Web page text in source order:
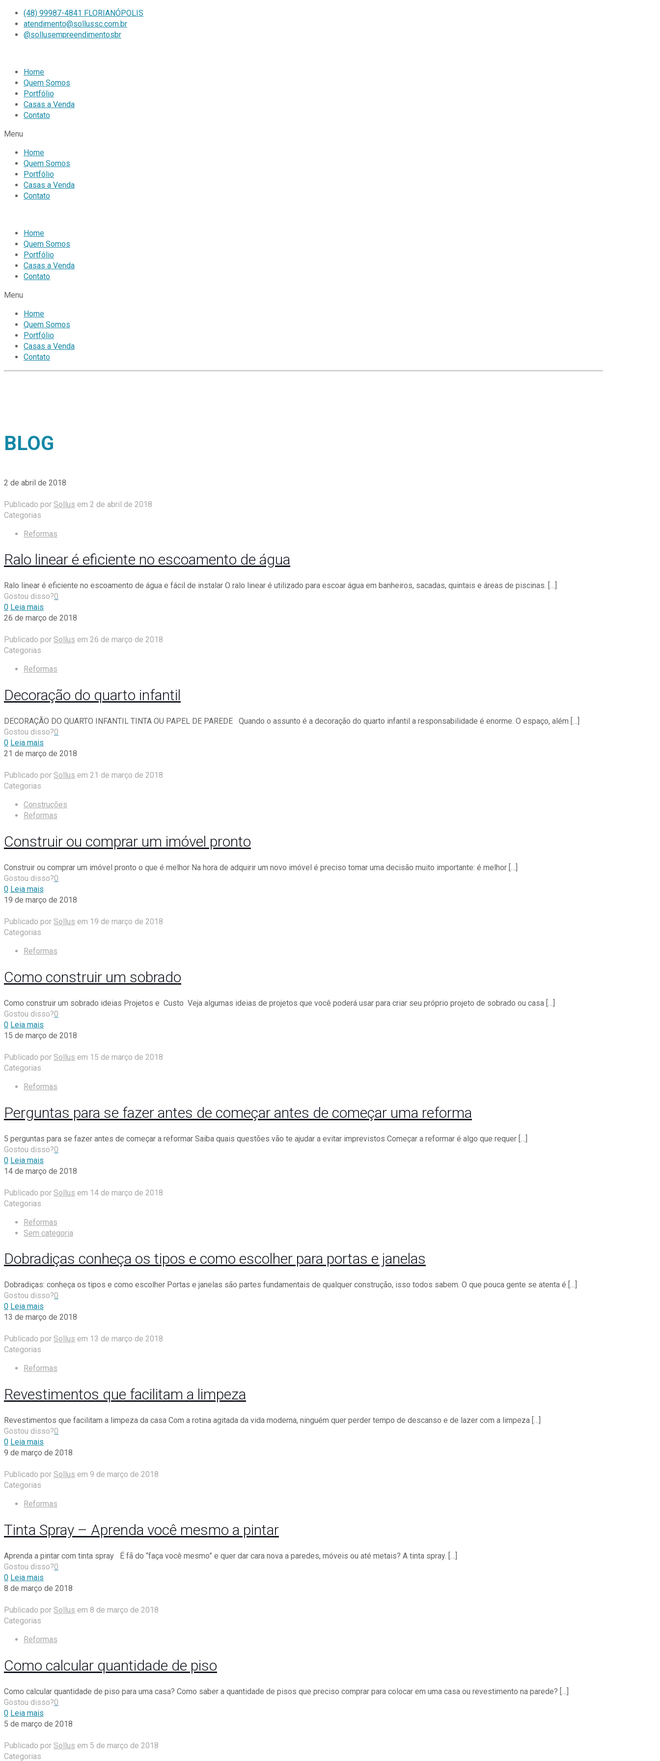
(48) 99987-4841 FLORIANÓPOLIS
atendimento@sollussc.com.br
@sollusempreendimentosbr
Home
Quem Somos
Portfólio
Casas a Venda
Contato
Menu
Home
Quem Somos
Portfólio
Casas a Venda
Contato
Home
Quem Somos
Portfólio
Casas a Venda
Contato
Menu
Home
Quem Somos
Portfólio
Casas a Venda
Contato
BLOG
2 de abril de 2018
Publicado por Sollus em 2 de abril de 2018
Categorias
Reformas
Ralo linear é eficiente no escoamento de água
Ralo linear é eficiente no escoamento de água e fácil de instalar O ralo linear é utilizado para escoar água em banheiros, sacadas, quintais e áreas de piscinas. […]
Gostou disso?0
0 Leia mais
26 de março de 2018
Publicado por Sollus em 26 de março de 2018
Categorias
Reformas
Decoração do quarto infantil
DECORAÇÃO DO QUARTO INFANTIL TINTA OU PAPEL DE PAREDE Quando o assunto é a decoração do quarto infantil a responsabilidade é enorme. O espaço, além […]
Gostou disso?0
0 Leia mais
21 de março de 2018
Publicado por Sollus em 21 de março de 2018
Categorias
Construções
Reformas
Construir ou comprar um imóvel pronto
Construir ou comprar um imóvel pronto o que é melhor Na hora de adquirir um novo imóvel é preciso tomar uma decisão muito importante: é melhor […]
Gostou disso?0
0 Leia mais
19 de março de 2018
Publicado por Sollus em 19 de março de 2018
Categorias
Reformas
Como construir um sobrado
Como construir um sobrado ideias Projetos e Custo Veja algumas ideias de projetos que você poderá usar para criar seu próprio projeto de sobrado ou casa […]
Gostou disso?0
0 Leia mais
15 de março de 2018
Publicado por Sollus em 15 de março de 2018
Categorias
Reformas
Perguntas para se fazer antes de começar antes de começar uma reforma
5 perguntas para se fazer antes de começar a reformar Saiba quais questões vão te ajudar a evitar imprevistos Começar a reformar é algo que requer […]
Gostou disso?0
0 Leia mais
14 de março de 2018
Publicado por Sollus em 14 de março de 2018
Categorias
Reformas
Sem categoria
Dobradiças conheça os tipos e como escolher para portas e janelas
Dobradiças: conheça os tipos e como escolher Portas e janelas são partes fundamentais de qualquer construção, isso todos sabem. O que pouca gente se atenta é […]
Gostou disso?0
0 Leia mais
13 de março de 2018
Publicado por Sollus em 13 de março de 2018
Categorias
Reformas
Revestimentos que facilitam a limpeza
Revestimentos que facilitam a limpeza da casa Com a rotina agitada da vida moderna, ninguém quer perder tempo de descanso e de lazer com a limpeza […]
Gostou disso?0
0 Leia mais
9 de março de 2018
Publicado por Sollus em 9 de março de 2018
Categorias
Reformas
Tinta Spray – Aprenda você mesmo a pintar
Aprenda a pintar com tinta spray É fã do “faça você mesmo” e quer dar cara nova a paredes, móveis ou até metais? A tinta spray. […]
Gostou disso?0
0 Leia mais
8 de março de 2018
Publicado por Sollus em 8 de março de 2018
Categorias
Reformas
Como calcular quantidade de piso
Como calcular quantidade de piso para uma casa? Como saber a quantidade de pisos que preciso comprar para colocar em uma casa ou revestimento na parede? […]
Gostou disso?0
0 Leia mais
5 de março de 2018
Publicado por Sollus em 5 de março de 2018
Categorias